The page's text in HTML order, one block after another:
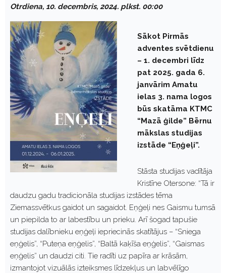
Otrdiena, 10. decembris, 2024. plkst. 00:00
Sākot Pirmās
adventes svētdienu
– 1. decembri līdz
pat 2025. gada 6.
janvārim Amatu
ielas 3. nama logos
būs skatāma KTMC
“Mazā ģilde” Bērnu
mākslas studijas
izstāde “Eņģeļi”.
Stāsta studijas vadītāja
Kristīne Otersone: “Tā ir
daudzu gadu tradicionāla studijas izstādes tēma
Ziemassvētkus gaidot un sagaidot. Eņģeļi nes Gaismu tumsā
un piepilda to ar labestību un prieku. Arī šogad tapušie
studijas dalībnieku eņģeļi iepriecinās skatītājus – “Sniega
eņģelis”, “Puteņa eņģelis”, “Baltā kaķīša eņģelis”, “Gaismas
eņģelis” un daudzi citi. Tie radīti uz papīra ar krāsām,
izmantojot vizuālās izteiksmes līdzekļus un labvēlīgo